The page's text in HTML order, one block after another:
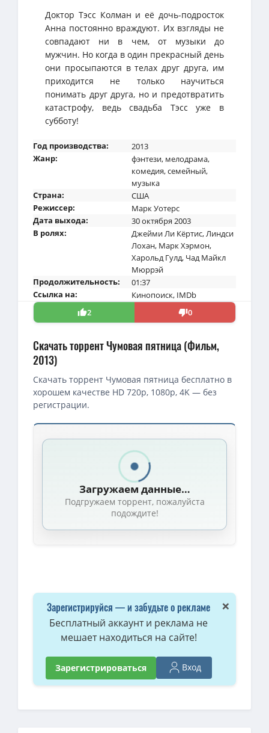
Доктор Тэсс Колман и её дочь-подросток
Анна постоянно враждуют. Их взгляды не
совпадают ни в чем, от музыки до
мужчин. Но когда в один прекрасный день
они просыпаются в телах друг друга, им
приходится не только научиться
понимать друг друга, но и предотвратить
катастрофу, ведь свадьба Тэсс уже в
субботу!
Год производства:
2013
Жанр:
фэнтези, мелодрама,
комедия,семейный,
музыка
Страна:
США
Режиссер:
Марк Уотерс
Дата выхода:
30 октября 2003
В ролях:
Джейми Ли Кёртис,Линдси
Лохан, Марк Хэрмон,
Харольд Гулд, Чад Майкл
Мюррэй
Продолжительность:
01:37
Ссылка на:
Кинопоиск, IMDb
2
0
Скачать торрент Чумовая пятница (Фильм,
2013)
Скачать торрент Чумовая пятница бесплатно в
хорошем качестве HD 720p, 1080p, 4K — без
регистрации.
Загружаем данные…
Подгружаем торрент, пожалуйста
подождите!
×
Зарегистрируйся — и забудьте о рекламе
Бесплатный аккаунт и реклама не
мешает находиться на сайте!
Зарегистрироваться Вход